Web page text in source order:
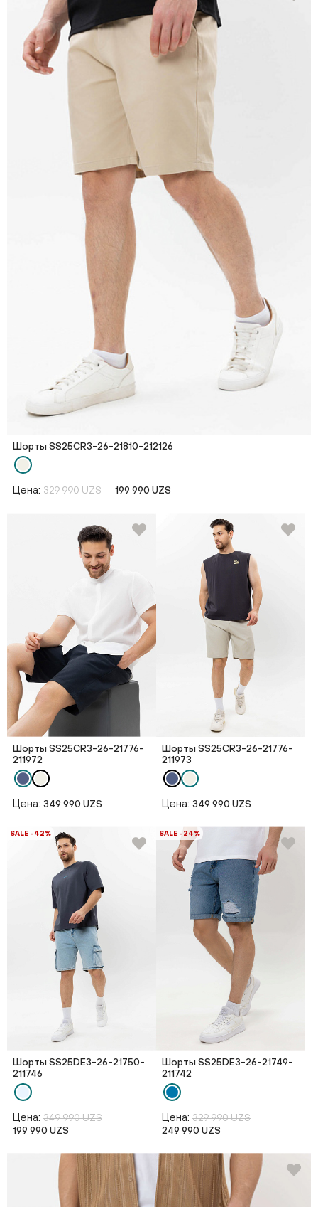
Шорты SS25CR3-26-21810-212126
Цена: 329 990 UZS 199 990 UZS
Шорты SS25CR3-26-21776-
211972
Цена: 349 990 UZS
Шорты SS25CR3-26-21776-
211973
Цена: 349 990 UZS
SALE -42%
Шорты SS25DE3-26-21750-
211746
Цена: 349 990 UZS
199 990 UZS
SALE -24%
Шорты SS25DE3-26-21749-
211742
Цена: 329 990 UZS
249 990 UZS